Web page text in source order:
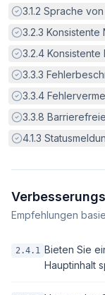
Erfüllt:
3.1.2 Sprache
Erfüllt:
3.2.3 Konsistente
Erfüllt:
3.2.4 Konsistente
Erfüllt:
3.3.3
Erfüllt:
3.3.4
Erfüllt:
3.3.8
Erfüllt:
4.1.3
Empfehlungen
2.4.1 Bieten Sie
Hauptinhalt